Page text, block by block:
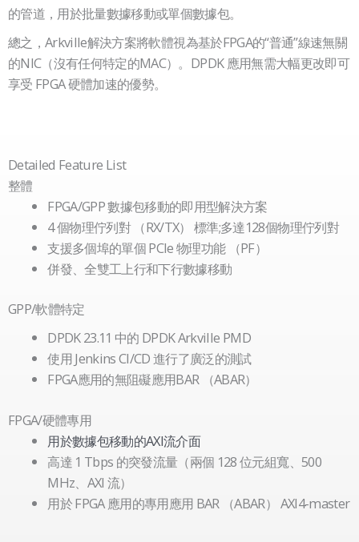
的管道，用於批量數據移動或單個數據包。
總之，Arkville解決方案將軟體視為基於FPGA的“普通”線速無關
的NIC（沒有任何特定的MAC）。DPDK 應用無需大幅更改即可
享受 FPGA 硬體加速的優勢。
Detailed Feature List
整體
FPGA/GPP 數據包移動的即用型解決方案
4 個物理佇列對 （RX/TX） 標準;多達128個物理佇列對
支援多個埠的單個 PCIe 物理功能 （PF）
併發、全雙工上行和下行數據移動
GPP/軟體特定
DPDK 23.11 中的 DPDK Arkville PMD
使用 Jenkins CI/CD 進行了廣泛的測試
FPGA應用的無阻礙應用BAR （ABAR）
FPGA/硬體專用
用於數據包移動的AXI流介面
高達 1 Tbps 的突發流量（兩個 128 位元組寬、500
MHz、AXI 流）
用於 FPGA 應用的專用應用 BAR （ABAR） AXI4-master